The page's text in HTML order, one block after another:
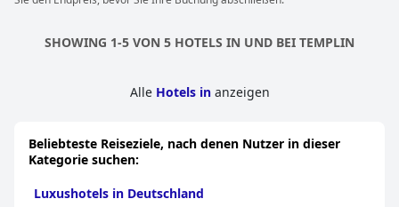
SHOWING 1-5 VON 5 HOTELS IN UND BEI TEMPLIN
Alle Hotels in anzeigen
Beliebteste Reiseziele, nach denen Nutzer in dieser
Kategorie suchen:
Luxushotels in Deutschland